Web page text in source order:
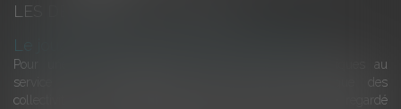
LES DERNIÈRES ACTUALITÉS
Le joug léger des monuments historiques
Pour une gestion patrimoniale des monuments historiques au
service du développement économique et touristique des
collectivités Le monument historique a longtemps été regardé